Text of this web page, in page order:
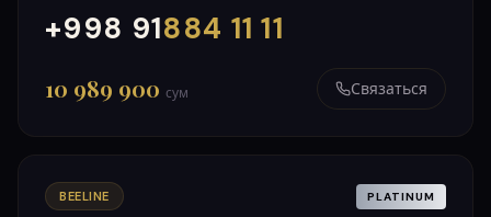
+998 91884 11 11
000
999
10 989 900 сум Связаться
BEELINE PLATINUM